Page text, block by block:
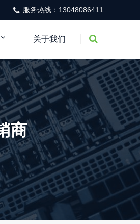
服务热线：13048086411
关于我们
商